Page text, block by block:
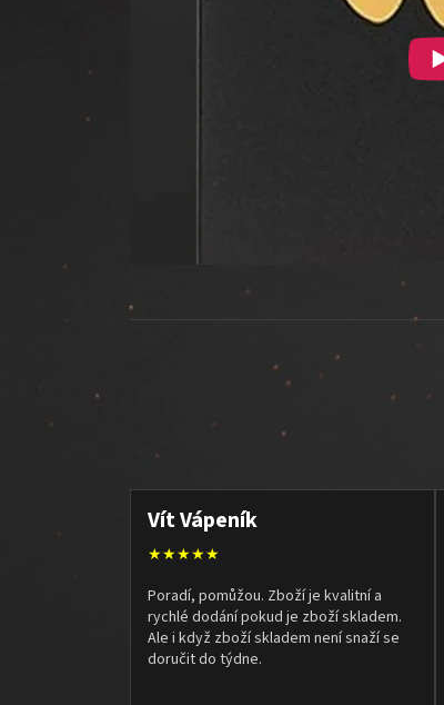
Vít Vápeník
★★★★★
Poradí, pomůžou. Zboží je kvalitní a
rychlé dodání pokud je zboží skladem.
Ale i když zboží skladem není snaží se
doručit do týdne.